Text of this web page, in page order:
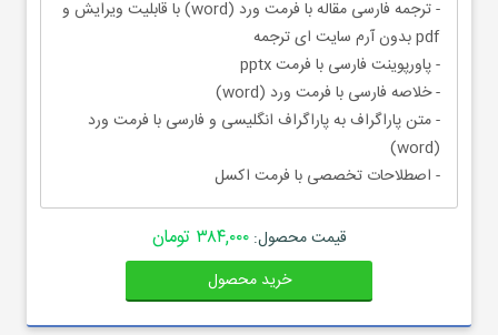
- ترجمه فارسی مقاله با فرمت ورد (word) با قابلیت ویرایش و
pdf بدون آرم سایت ای ترجمه
- پاورپوینت فارسی با فرمت pptx
- خلاصه فارسی با فرمت ورد (word)
- متن پاراگراف به پاراگراف انگلیسی و فارسی با فرمت ورد
(word)
- اصطلاحات تخصصی با فرمت اکسل
قیمت محصول:۳۸۴,۰۰۰ تومان
خرید محصول